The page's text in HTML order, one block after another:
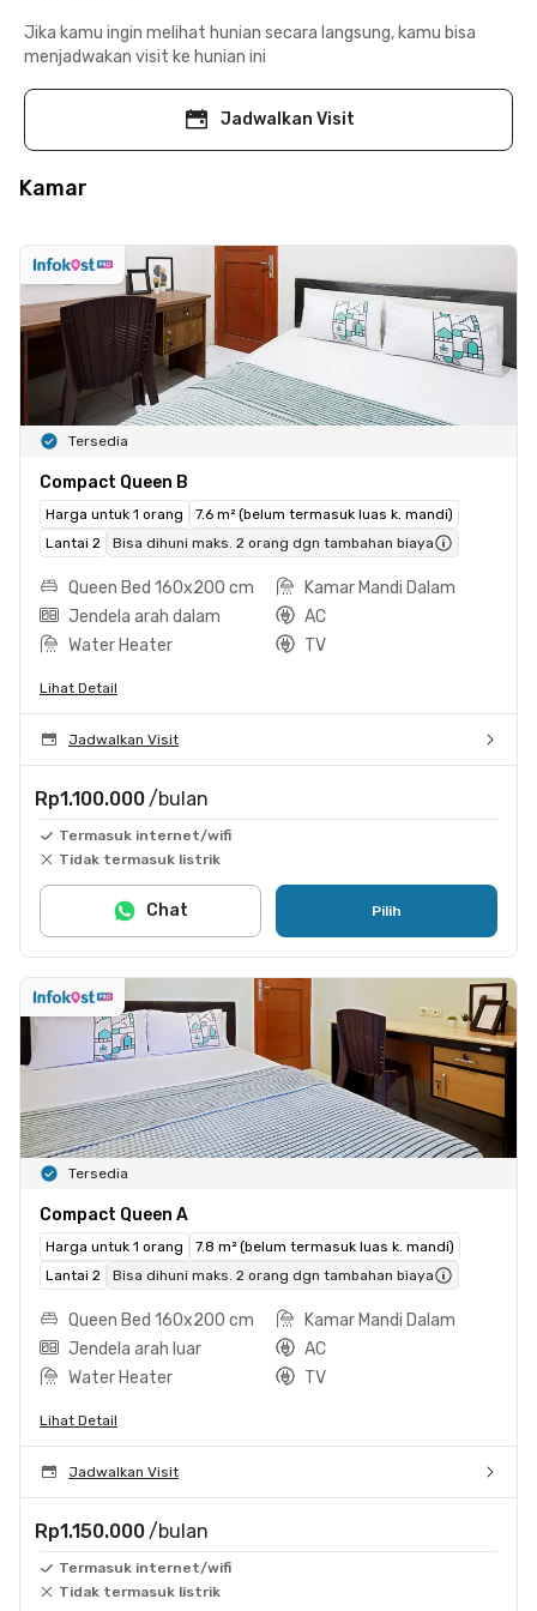
Jika kamu ingin melihat hunian secara langsung, kamu bisa
menjadwakan visit ke hunian ini
Jadwalkan Visit
Kamar
Tersedia
Compact Queen B
Harga untuk 1 orang
7.6 m² (belum termasuk luas k. mandi)
Lantai 2
Bisa dihuni maks. 2 orang dgn tambahan biaya
Queen Bed 160x200 cm
Kamar Mandi Dalam
Jendela arah dalam
AC
Water Heater
TV
Lihat Detail
Jadwalkan Visit
Rp1.100.000 /bulan
Termasuk internet/wifi
Tidak termasuk listrik
Pilih
Chat
Tersedia
Compact Queen A
Harga untuk 1 orang
7.8 m² (belum termasuk luas k. mandi)
Lantai 2
Bisa dihuni maks. 2 orang dgn tambahan biaya
Queen Bed 160x200 cm
Kamar Mandi Dalam
Jendela arah luar
AC
Water Heater
TV
Lihat Detail
Jadwalkan Visit
Rp1.150.000 /bulan
Termasuk internet/wifi
Tidak termasuk listrik